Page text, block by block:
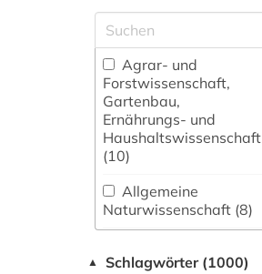
Agrar- und
Forstwissenschaft,
Gartenbau,
Ernährungs- und
Haushaltswissenschaft
(10)
Allgemeine
Naturwissenschaft (8)
fachübergreifende
▲ Schlagwörter (1000)